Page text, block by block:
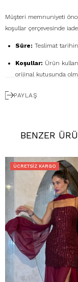
Numune Bedeni: 38
Müşteri memnuniyeti
koşullar çerçevesinde
Süre: Teslimat
Koşullar: Ürün
orijinal kutusunda
Geri Ödeme:
edilmemektedir.
Hatalı Ürün:Ürünün
yenisiyle değişim
İade Adresimiz:
/ Trabzon
Whatsapp Çağrı
PAYLAŞ
BENZER
ÜCRETSIZ KARGO